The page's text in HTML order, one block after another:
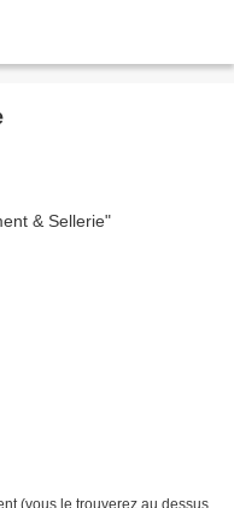
(vous le trouverez au dessus